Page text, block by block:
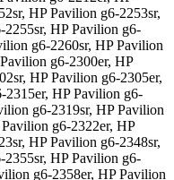
HP Pavilion g6-2253sr,
HP Pavilion g6-
g6-2260sr, HP Pavilion
g6-2300er, HP
HP Pavilion g6-2305er,
2315er, HP Pavilion g6-
g6-2319sr, HP Pavilion
g6-2322er, HP
HP Pavilion g6-2348sr,
HP Pavilion g6-
g6-2358er, HP Pavilion